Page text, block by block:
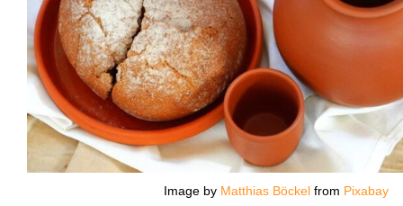
Image by Matthias Böckelfrom Pixabay